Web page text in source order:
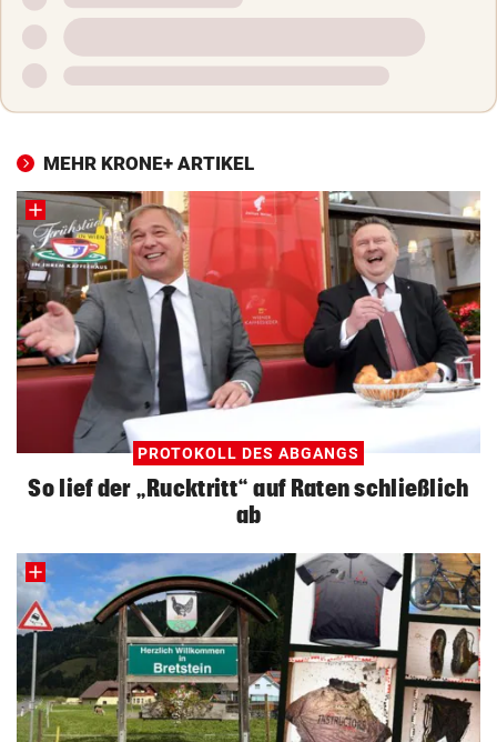
MEHR KRONE+ ARTIKEL
PROTOKOLL DES ABGANGS
So lief der „Rucktritt“ auf Raten schließlich
ab